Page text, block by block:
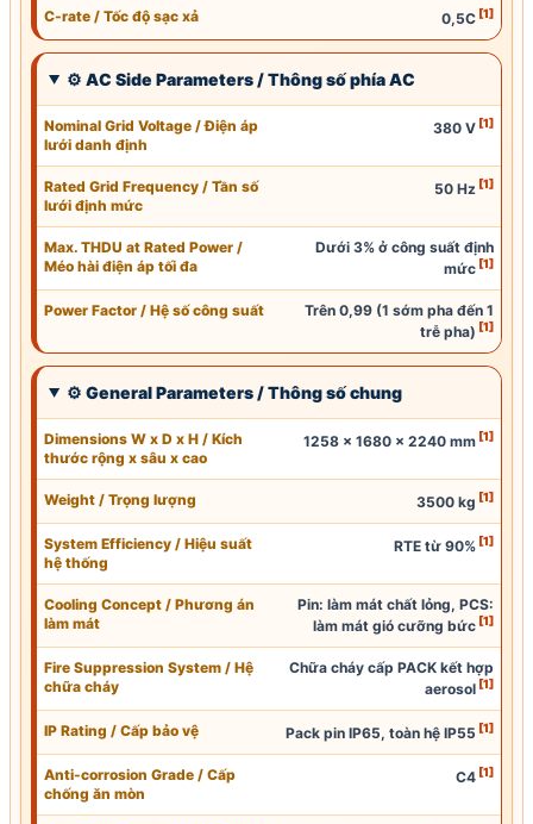
C-rate / Tốc độ sạc xả 0,5C [1]
⚙ AC Side Parameters / Thông số phíaAC
Nominal Grid Voltage / Điện áp
lưới danh định
380 V [1]
Rated Grid Frequency / Tần số
lưới định mức
50 Hz [1]
Max. THDU at Rated Power /
Méo hài điện áp tối đa
Dưới 3% ở công suất định
mức [1]
Power Factor / Hệ số công suất
Trên 0,99 (1 sớm pha đến 1
trễ pha) [1]
⚙ General Parameters / Thông số chung
Dimensions W x D x H / Kích
thước rộng x sâu x cao
1258 x 1680 x 2240 mm [1]
Weight / Trọng lượng 3500 kg [1]
System Efficiency / Hiệu suất
hệ thống
RTE từ 90% [1]
Cooling Concept / Phương án
làm mát
Pin: làm mát chất lỏng, PCS:
làm mát gió cưỡng bức [1]
Fire Suppression System / Hệ
chữa cháy
Chữa cháy cấp PACK kết hợp
aerosol [1]
IP Rating / Cấp bảo vệ Pack pin IP65, toàn hệ IP55 [1]
Anti-corrosion Grade / Cấp
chống ăn mòn
C4 [1]